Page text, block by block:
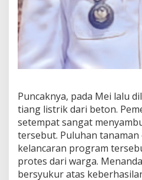
Puncaknya, pada Mei lalu
tiang listrik dari beton.
setempat sangat
tersebut. Puluhan
kelancaran program
protes dari warga.
bersyukur atas